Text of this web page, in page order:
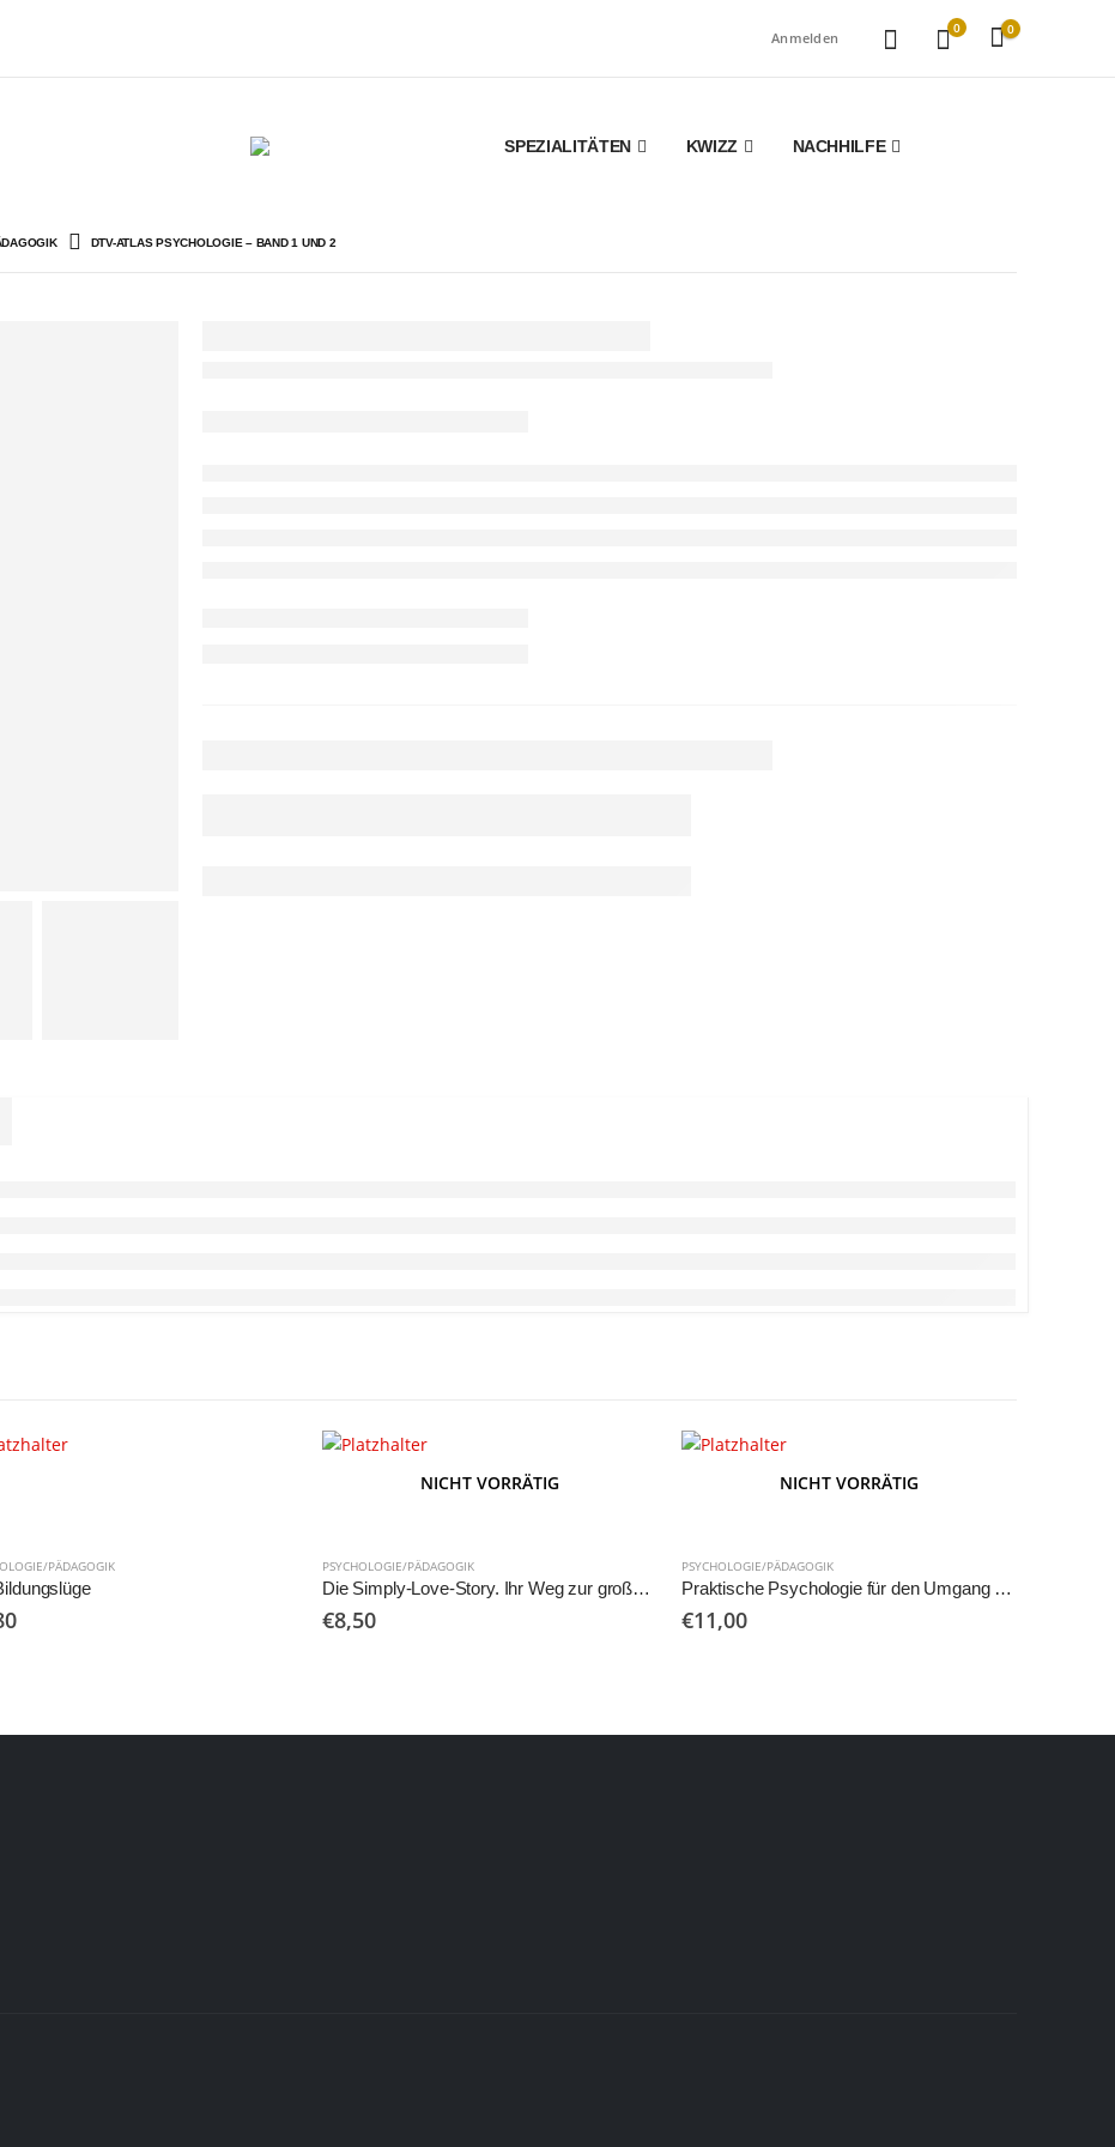
Anmelden
0 0
SPEZIALITÄTEN KWIZZ NACHHILFE
DTV-ATLAS PSYCHOLOGIE – BAND 1 UND 2
PÄDAGOGIK
NICHT VORRÄTIG
PSYCHOLOGIE/PÄDAGOGIK
Die Simply-Love-Story. Ihr Weg zur großen Liebe.
€8,50
NICHT VORRÄTIG
PSYCHOLOGIE/PÄDAGOGIK
Praktische Psychologie für den Umgang mit Mitarbeitern
€11,00